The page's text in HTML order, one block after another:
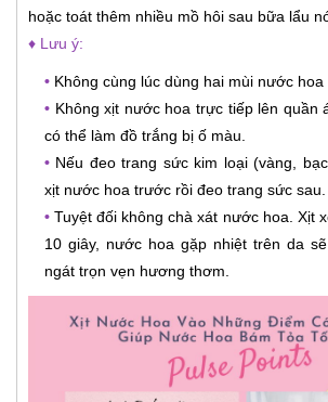
hoặc toát thêm nhiều mồ hôi sau bữa lẩu
♦ Lưu ý:
• Không cùng lúc dùng hai mùi nước hoa
• Không xịt nước hoa trực tiếp lên quần
có thể làm đồ trắng bị ố màu.
• Nếu đeo trang sức kim loại (vàng,
xịt nước hoa trước rồi đeo trang sức sau.
• Tuyệt đối không chà xát nước hoa. Xịt
10 giây, nước hoa gặp nhiệt trên da
ngát trọn vẹn hương thơm.